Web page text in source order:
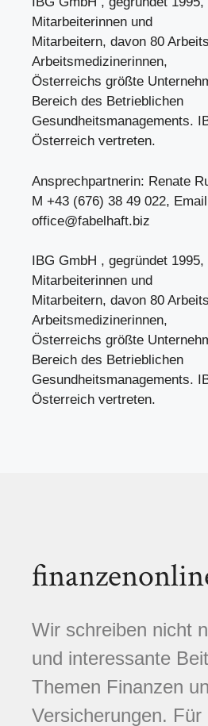
Mitarbeiterinnen und
Mitarbeitern, davon 80
Arbeitsmedizinerinnen,
Österreichs größte
Bereich des Betrieblichen
Gesundheitsmanagements.
Österreich vertreten.
Ansprechpartnerin: Renate
M +43 (676) 38 49 022, Email
office@fabelhaft.biz
IBG GmbH , gegründet
Mitarbeiterinnen und
Mitarbeitern, davon 80
Arbeitsmedizinerinnen,
Österreichs größte
Bereich des Betrieblichen
Gesundheitsmanagements.
Österreich vertreten.
Wir schreiben nicht
und interessante
Themen Finanzen
Versicherungen. Für